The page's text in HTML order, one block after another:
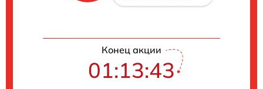
Конец акции
01:13:42